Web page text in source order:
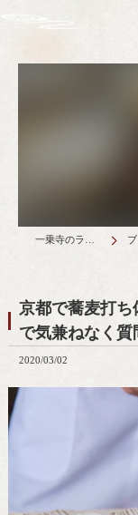
ブログ
京都で蕎麦打
で気兼ねなく
2020/03/02